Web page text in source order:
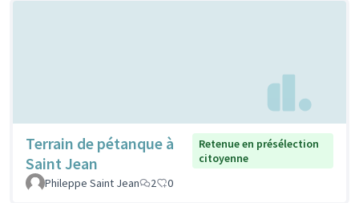
Terrain de pétanque à
Saint Jean
Retenue en présélection
citoyenne
Phileppe Saint Jean
2 0